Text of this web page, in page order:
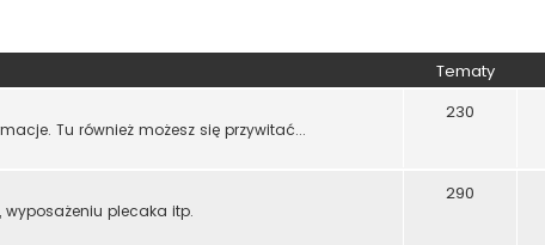
Tematy
Tu również możesz się przywitać...
230
wyposażeniu plecaka itp.
290